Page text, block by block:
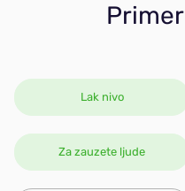
Primer
Lak nivo
Za zauzete ljude